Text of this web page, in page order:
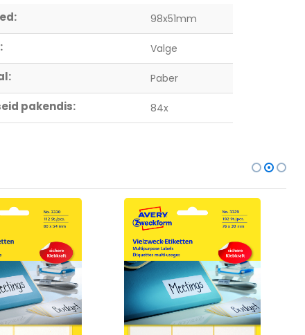
98x51mm
Valge
Paber
pakendis: 84x